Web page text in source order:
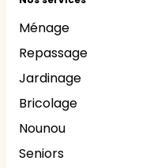
Ménage
Repassage
Jardinage
Bricolage
Nounou
Seniors